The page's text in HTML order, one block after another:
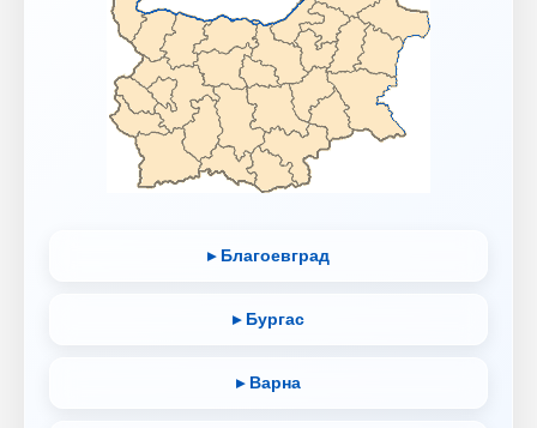
▸ Благоевград
▸ Бургас
▸ Варна